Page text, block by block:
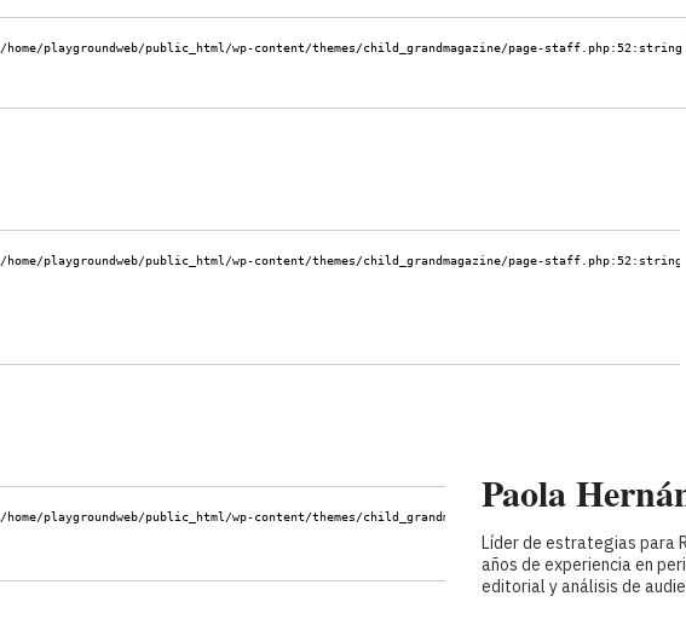
/home/playgroundweb/public_html/wp-content/themes/child_grandmagazine/page-staff.php:52: string
/home/playgroundweb/public_html/wp-content/themes/child_grandmagazine/page-staff.php:52: string
/home/playgroundweb/public_html/wp-content/themes/child_grandmagazine/page-staff.php:52:
Paola
Líder de estrategias para
años de experiencia en
editorial y análisis de